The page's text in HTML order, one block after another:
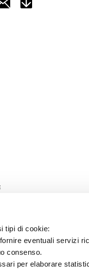
tipi di cookie:
eventuali servizi
consenso.
per elaborare